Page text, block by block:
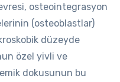
osteointegrasyon
(osteoblastlar)
düzeyde
özel yivli ve
dokusunun bu